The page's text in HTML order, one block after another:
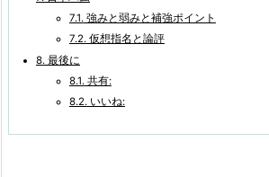
7.1.強みと弱みと補強ポイント
7.2.仮想指名と論評
8. 最後に
8.1.共有:
8.2.いいね: